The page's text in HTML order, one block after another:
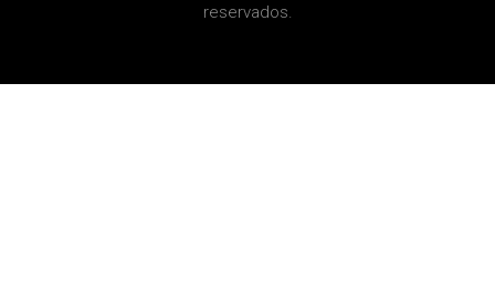
reservados.